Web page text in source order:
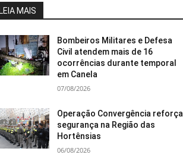
MAIS
Bombeiros Militares e Defesa
Civil atendem mais de 16
ocorrências durante temporal
em Canela
07/08/2026
Operação Convergência reforça
segurança na Região das
Hortênsias
06/08/2026